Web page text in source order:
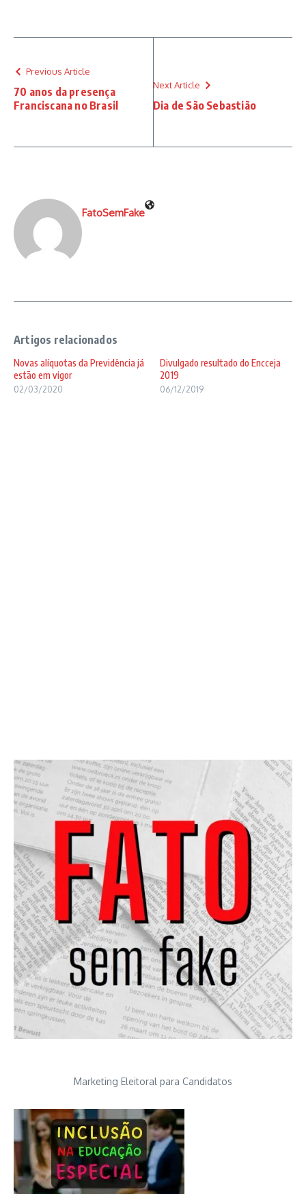
Previous Article
70 anos da presença
Franciscana no Brasil
Next Article
Dia de São Sebastião
FatoSemFake
Artigos relacionados
Novas alíquotas da Previdência já
estão em vigor
02/03/2020
Divulgado resultado do Encceja
2019
06/12/2019
Marketing Eleitoral para Candidatos